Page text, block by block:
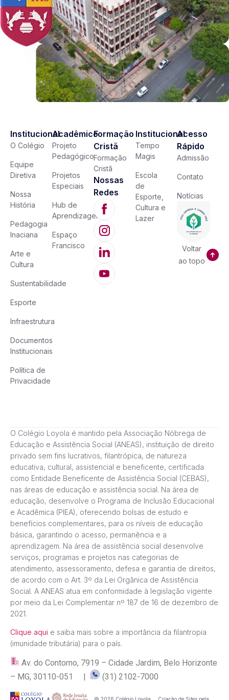
Institucional
O Colégio
Equipe
Diretiva
Nossa
História
Pedagogia
Inaciana
Arte e
Cultura
Sustentabilidade
Esporte
Infraestrutura
Documentos
Institucionais
Política de
Privacidade
Acadêmico
Projeto
Pedagógico
Projetos
Especiais
Hub de
Aprendizagem
Espaço
Francisco
Formação
Cristã
Formação
Cristã
Nossas
Redes
Institucional
Tempo
Magis
Escola
de
Esporte,
Cultura e
Lazer
Acesso
Rápido
Admissão
Contato
Notícias
Voltar
ao topo
O Colégio Loyola é mantido pela Associação Nóbrega de
Educação e Assistência Social (ANEAS), instituição de direito
privado sem fins lucrativos, filantrópica, de natureza
educativa, cultural, assistencial e beneficente, certificada
como Entidade Beneficente de Assistência Social (CEBAS),
nas áreas de educação e assistência social. Na área de
educação, desenvolve o Programa de Inclusão Educacional
e Acadêmica (PIEA), oferecendo bolsas de estudo e
benefícios complementares, para os níveis de educação
básica, garantindo o acesso, permanência e a
aprendizagem. Na área de assistência social desenvolve
serviços, programas e projetos nas categorias de
atendimento, assessoramento, defesa e garantia de direitos,
de acordo com o Art. 3º da Lei Orgânica de Assistência
Social. A ANEAS atua em conformidade à legislação vigente
por meio da Lei Complementar nº 187 de 16 de dezembro de
2021.
Clique aqui e saiba mais sobre a importância da filantropia
(imunidade tributária) para o país.
Av. do Contorno, 7919 – Cidade Jardim, Belo Horizonte
– MG, 30110-051 |
(31) 2102-7000